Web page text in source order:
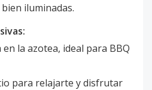
iluminadas.
la azotea, ideal para BBQ
para relajarte y disfrutar